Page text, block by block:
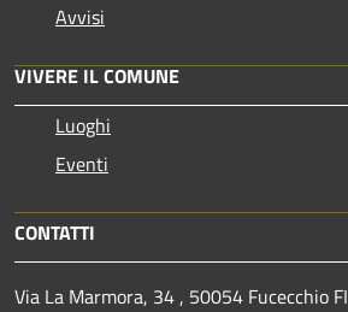
Avvisi
VIVERE IL COMUNE
Luoghi
Eventi
CONTATTI
Via La Marmora, 34 , 50054 Fucecchio FI